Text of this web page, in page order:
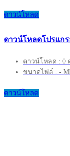
ดาวน์โหลด
ดาวน์โหลดโปรแก
ดาวน์โหลด : 0
ขนาดไฟล์ : -
ดาวน์โหลด